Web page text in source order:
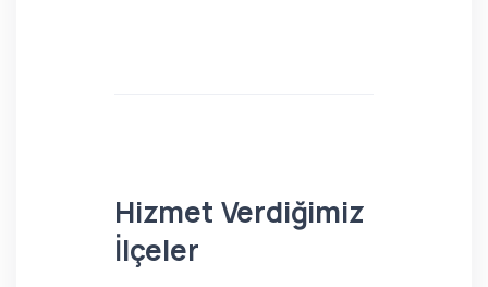
Hizmet Verdiğimiz
İlçeler